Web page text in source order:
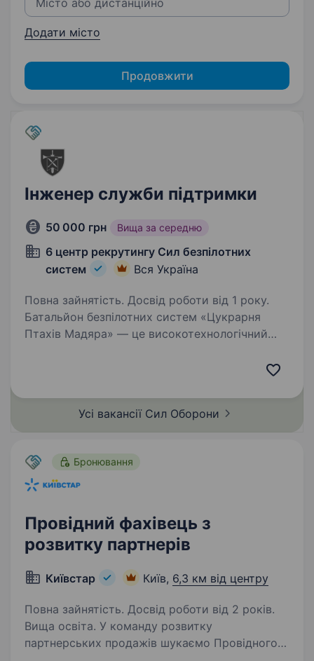
Додати місто
Продовжити
Інженер служби підтримки
50 000 грн Вища за середню
6 центр рекрутингу Сил безпілотних
систем
Вся Україна
Повна зайнятість. Досвід роботи від 1 року.
Батальйон безпілотних систем «Цукрарня
Птахів Мадяра» — це високотехнологічний
СБС ефективними…
Усі вакансії Сил Оборони
Бронювання
Провідний фахівець з
розвитку партнерів
Київстар Київ, 6,3 км від центру
Повна зайнятість. Досвід роботи від 2 років.
Вища освіта. У команду розвитку
партнерських продажів шукаємо Провідного